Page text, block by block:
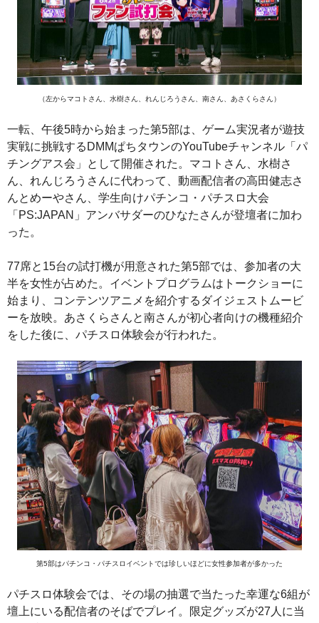
（左からマコトさん、水樹さん、れんじろうさん、南さん、あさくらさん）
一転、午後5時から始まった第5部は、ゲーム実況者が遊技
実戦に挑戦するDMMぱちタウンのYouTubeチャンネル「パ
チングアス会」として開催された。マコトさん、水樹さ
ん、れんじろうさんに代わって、動画配信者の高田健志さ
んとめーやさん、学生向けパチンコ・パチスロ大会
「PS:JAPAN」アンバサダーのひなたさんが登壇者に加わ
った。
77席と15台の試打機が用意された第5部では、参加者の大
半を女性が占めた。イベントプログラムはトークショーに
始まり、コンテンツアニメを紹介するダイジェストムービ
ーを放映。あさくらさんと南さんが初心者向けの機種紹介
をした後に、パチスロ体験会が行われた。
第5部はパチンコ・パチスロイベントでは珍しいほどに女性参加者が多かった
パチスロ体験会では、その場の抽選で当たった幸運な6組が
壇上にいる配信者のそばでプレイ。限定グッズが27人に当